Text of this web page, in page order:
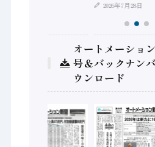
2026年7月28日
オートメーショ
号＆バックナン
ウンロード